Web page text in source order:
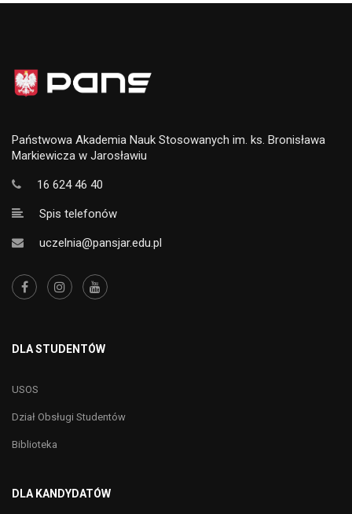
Państwowa Akademia Nauk Stosowanych im. ks. Bronisława
Markiewicza w Jarosławiu
16 624 46 40
Spis telefonów
uczelnia@pansjar.edu.pl
DLA STUDENTÓW
USOS
Dział Obsługi Studentów
Biblioteka
DLA KANDYDATÓW